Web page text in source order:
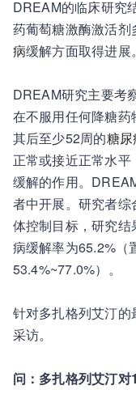
DREAM的临床研究
药葡萄糖激酶激活
病缓解方面取得进展。
DREAM研究主要考
在不服用任何降糖药
其后至少52周的糖
正常或接近正常水
缓解的作用。
者中开展。研究者
体控制目标，研究
病缓解率为65.2%（
53.4%~77.0%）。
针对多扎格列艾汀的
采访。
问：多扎格列艾汀